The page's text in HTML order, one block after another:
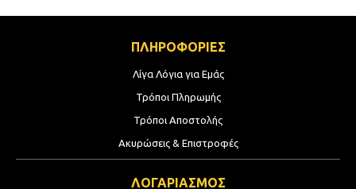
ΠΛΗΡΟΦΟΡΙΕΣ
Λίγα Λόγια για Εμάς
Τρόποι Πληρωμής
Τρόποι Αποστολής
Ακυρώσεις & Επιστροφές
ΛΟΓΑΡΙΑΣΜΟΣ